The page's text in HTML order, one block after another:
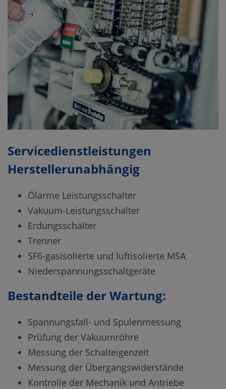
Servicedienstleistungen
Herstellerunabhängig
Ölarme Leistungsschalter
Vakuum-Leistungsschalter
Erdungsschalter
Trenner
SF6-gasisolierte und luftisolierte MSA
Niederspannungsschaltgeräte
Bestandteile der Wartung:
Spannungsfall- und Spulenmessung
Prüfung der Vakuumröhre
Messung der Schalteigenzeit
Messung der Übergangswiderstände
Kontrolle der Mechanik und Antriebe